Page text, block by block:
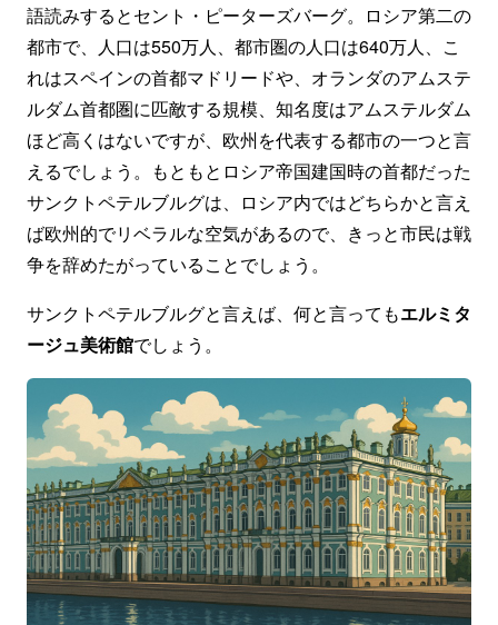
語読みするとセント・ピーターズバーグ。ロシア第二の
都市で、人口は550万人、都市圏の人口は640万人、こ
れはスペインの首都マドリードや、オランダのアムステ
ルダム首都圏に匹敵する規模、知名度はアムステルダム
ほど高くはないですが、欧州を代表する都市の一つと言
えるでしょう。もともとロシア帝国建国時の首都だった
サンクトペテルブルグは、ロシア内ではどちらかと言え
ば欧州的でリベラルな空気があるので、きっと市民は戦
争を辞めたがっていることでしょう。
サンクトペテルブルグと言えば、何と言ってもエルミタ
ージュ美術館でしょう。